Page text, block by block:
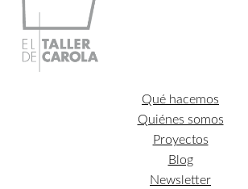
Qué hacemos
Quiénes somos
Proyectos
Blog
Newsletter